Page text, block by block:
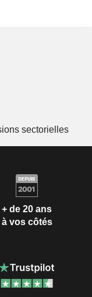
sectorielles
+ de 20 ans
à vos côtés